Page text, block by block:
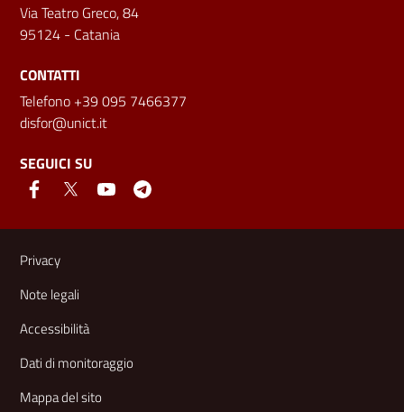
Via Teatro Greco, 84
95124 - Catania
CONTATTI
Telefono +39 095 7466377
disfor@unict.it
SEGUICI SU
Link e informazioni utili
Privacy
Note legali
Accessibilità
Dati di monitoraggio
Mappa del sito